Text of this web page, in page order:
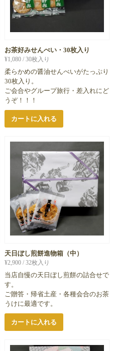
お茶好みせんべい・30枚入り
¥1,080 / 30枚入り
柔らかめの醤油せんべいがたっぷり
30枚入り。
ご会合やグループ旅行・差入れにど
うぞ！！！
カートに入れる
天日ぼし煎餅進物箱（中）
¥2,900 / 32枚入り
当店自慢の天日ぼし煎餅の詰合せで
す。
ご贈答・帰省土産・各種会合のお茶
うけに最適です。
カートに入れる